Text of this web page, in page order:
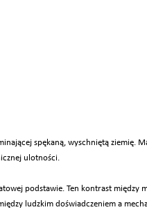
spękaną, wyschniętą ziemię.
ulotności.
podstawie. Ten kontrast między
ludzkim doświadczeniem a